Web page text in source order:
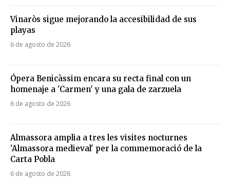
Vinaròs sigue mejorando la accesibilidad de sus
playas
6 de agosto de 2026
Ópera Benicàssim encara su recta final con un
homenaje a 'Carmen' y una gala de zarzuela
6 de agosto de 2026
Almassora amplia a tres les visites nocturnes
'Almassora medieval' per la commemoració de la
Carta Pobla
6 de agosto de 2026